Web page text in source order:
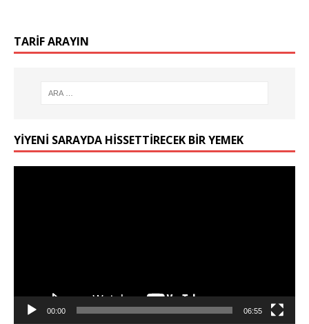
TARIF ARAYIN
YIYENI SARAYDA HISSETTIRECEK BIR YEMEK
00:00 06:55